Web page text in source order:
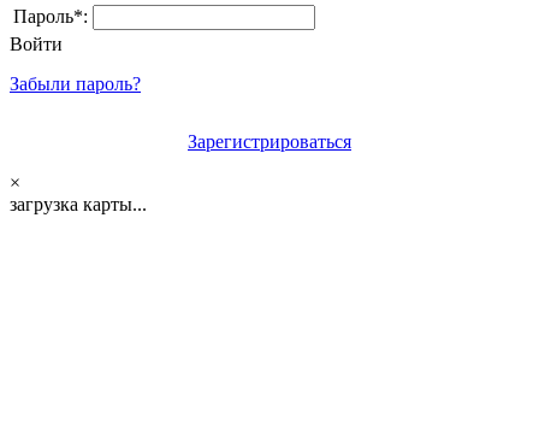
Пароль*:
Войти
Забыли пароль?
Зарегистрироваться
×
загрузка карты...